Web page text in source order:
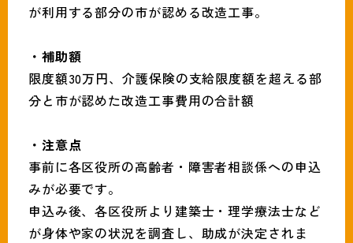
が利用する部分の市が認める改造工事。
・補助額
限度額30万円、介護保険の支給限度額を超える部
分と市が認めた改造工事費用の合計額
・注意点
事前に各区役所の高齢者・障害者相談係への申込
みが必要です。
申込み後、各区役所より建築士・理学療法士など
が身体や家の状況を調査し、助成が決定されま